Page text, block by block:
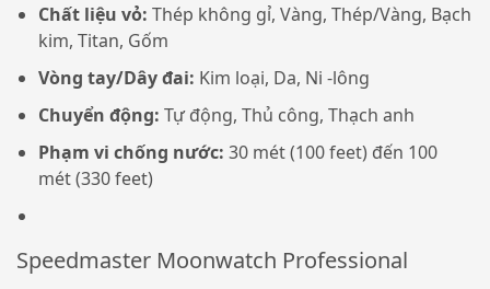
Chất liệu vỏ: Thép không gỉ, Vàng, Thép/Vàng, Bạch
kim, Titan, Gốm
Vòng tay/Dây đai: Kim loại, Da, Ni -lông
Chuyển động: Tự động, Thủ công, Thạch anh
Phạm vi chống nước: 30 mét (100 feet) đến 100
mét (330 feet)
Speedmaster Moonwatch Professional